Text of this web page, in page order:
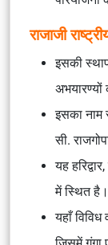
राजाजी
इसकी
अभयारण्यों
इसका नाम
सी.
यह
में स्थित है।
यहाँ